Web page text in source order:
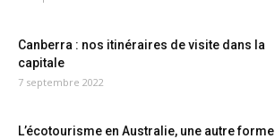
Canberra : nos itinéraires de visite dans la
capitale
7 septembre 2022
L’écotourisme en Australie, une autre forme